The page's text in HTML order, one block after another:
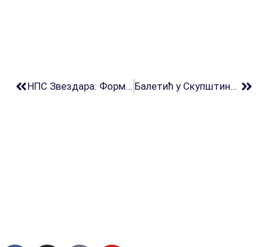
НПС Звездара: Формиран Месни одбор Мали Мокри Луг Балетић у Скупштини Београда: Шапићу ни буџет Њујорка не би био довољан како управља Београдом